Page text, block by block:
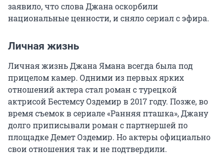
заявило, что слова Джана оскорбили
национальные ценности, и сняло сериал с эфира.
Личная жизнь
Личная жизнь Джана Ямана всегда была под
прицелом камер. Одними из первых ярких
отношений актера стал роман с турецкой
актрисой Бестемсу Оздемир в 2017 году. Позже, во
время съемок в сериале «Ранняя пташка», Джану
долго приписывали роман с партнершей по
площадке Демет Оздемир. Но актеры официально
свои отношения так и не подтвердили.